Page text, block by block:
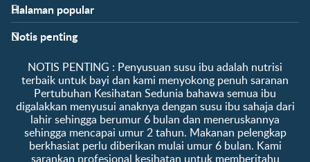
Halaman popular
Bantuan
Soalan Lazim
Hubungi kami
Tentang kami
Info kelab
Ke log masuk / daftar
Sampel percuma
Notis penting
​NOTIS PENTING :​ Penyusuan susu ibu adalah nutrisi
terbaik untuk bayi dan kami menyokong penuh saranan
Pertubuhan Kesihatan Sedunia bahawa semua ibu
digalakkan menyusui anaknya dengan susu ibu sahaja dari
lahir sehingga berumur 6 bulan dan meneruskannya
sehingga mencapai umur 2 tahun. Makanan pelengkap
berkhasiat perlu diberikan mulai umur 6 bulan. Kami
sarankan profesional kesihatan untuk memberitahu